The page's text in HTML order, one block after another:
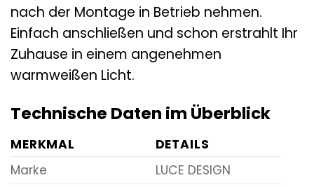
nach der Montage in Betrieb nehmen.
Einfach anschließen und schon erstrahlt Ihr
Zuhause in einem angenehmen
warmweißen Licht.
Technische Daten im Überblick
MERKMAL
DETAILS
Marke
LUCE DESIGN